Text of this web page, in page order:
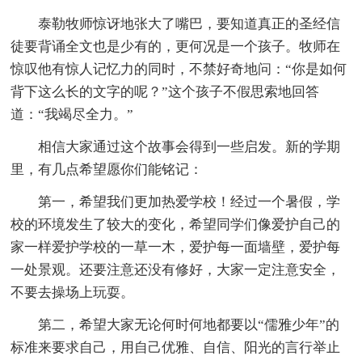
泰勒牧师惊讶地张大了嘴巴，要知道真正的圣经信
徒要背诵全文也是少有的，更何况是一个孩子。牧师在
惊叹他有惊人记忆力的同时，不禁好奇地问：“你是如何
背下这么长的文字的呢？”这个孩子不假思索地回答
道：“我竭尽全力。”
相信大家通过这个故事会得到一些启发。新的学期
里，有几点希望愿你们能铭记：
第一，希望我们更加热爱学校！经过一个暑假，学
校的环境发生了较大的变化，希望同学们像爱护自己的
家一样爱护学校的一草一木，爱护每一面墙壁，爱护每
一处景观。还要注意还没有修好，大家一定注意安全，
不要去操场上玩耍。
第二，希望大家无论何时何地都要以“儒雅少年”的
标准来要求自己，用自己优雅、自信、阳光的言行举止